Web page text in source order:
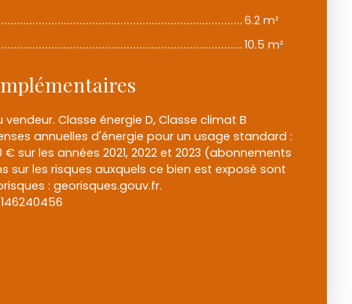
6.2 m²
10.5 m²
Classe énergie D, Classe climat B
annuelles d'énergie pour un usage standard :
€ sur les années 2021, 2022 et 2023 (abonnements
sur les risques auxquels ce bien est exposé sont
: georisques.gouv.fr.